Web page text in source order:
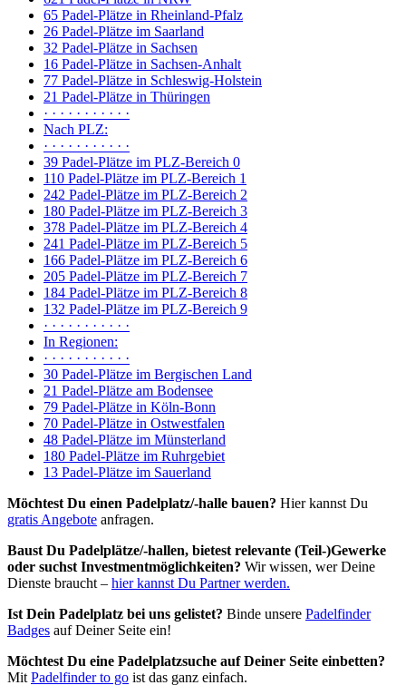
65 Padel-Plätze in Rheinland-Pfalz
26 Padel-Plätze im Saarland
32 Padel-Plätze in Sachsen
16 Padel-Plätze in Sachsen-Anhalt
77 Padel-Plätze in Schleswig-Holstein
21 Padel-Plätze in Thüringen
· · · · · · · · · · ·
Nach PLZ:
· · · · · · · · · · ·
39 Padel-Plätze im PLZ-Bereich 0
110 Padel-Plätze im PLZ-Bereich 1
242 Padel-Plätze im PLZ-Bereich 2
180 Padel-Plätze im PLZ-Bereich 3
378 Padel-Plätze im PLZ-Bereich 4
241 Padel-Plätze im PLZ-Bereich 5
166 Padel-Plätze im PLZ-Bereich 6
205 Padel-Plätze im PLZ-Bereich 7
184 Padel-Plätze im PLZ-Bereich 8
132 Padel-Plätze im PLZ-Bereich 9
· · · · · · · · · · ·
In Regionen:
· · · · · · · · · · ·
30 Padel-Plätze im Bergischen Land
21 Padel-Plätze am Bodensee
79 Padel-Plätze in Köln-Bonn
70 Padel-Plätze in Ostwestfalen
48 Padel-Plätze im Münsterland
180 Padel-Plätze im Ruhrgebiet
13 Padel-Plätze im Sauerland
Möchtest Du einen Padelplatz/-halle bauen? Hier kannst Du
gratis Angebote anfragen.
Baust Du Padel­plätze/-hallen, bietest relevante (Teil-)Gewerke
oder suchst In­vest­ment­möglich­keiten? Wir wissen, wer Deine
Dienste braucht – hier kannst Du Partner werden.
Ist Dein Padelplatz bei uns gelistet? Binde unsere Padelfinder
Badges auf Deiner Seite ein!
Möchtest Du eine Padelplatzsuche auf Deiner Seite einbetten?
MitPadelfinder to go ist das ganz einfach.